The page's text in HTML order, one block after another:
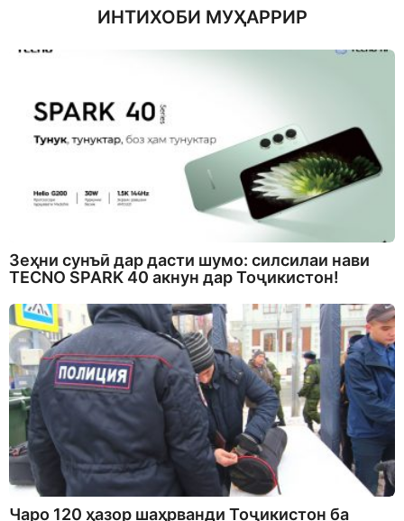
ИНТИХОБИ МУҲАРРИР
Зеҳни сунъӣ дар дасти шумо: силсилаи нави
TECNO SPARK 40 акнун дар Тоҷикистон!
Чаро 120 ҳазор шаҳрванди Тоҷикистон ба